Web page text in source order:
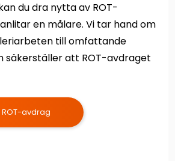
du dra nytta av ROT-
en målare. Vi tar hand om
till omfattande
säkerställer att ROT-avdraget
avdrag